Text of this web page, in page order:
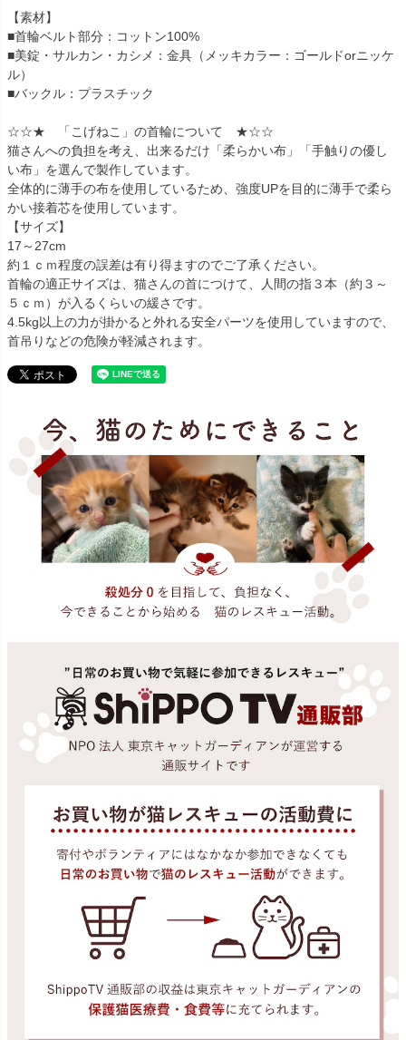
【素材】
■首輪ベルト部分：コットン100%
■美錠・サルカン・カシメ：金具（メッキカラー：ゴールドorニッケ
ル）
■バックル：プラスチック
☆☆★ 「こげねこ」の首輪について ★☆☆
猫さんへの負担を考え、出来るだけ「柔らかい布」「手触りの優し
い布」を選んで製作しています。
全体的に薄手の布を使用しているため、強度UPを目的に薄手で柔ら
かい接着芯を使用しています。
【サイズ】
17～27cm
約１ｃｍ程度の誤差は有り得ますのでご了承ください。
首輪の適正サイズは、猫さんの首につけて、人間の指３本（約３～
５ｃｍ）が入るくらいの緩さです。
4.5kg以上の力が掛かると外れる安全パーツを使用していますので、
首吊りなどの危険が軽減されます。